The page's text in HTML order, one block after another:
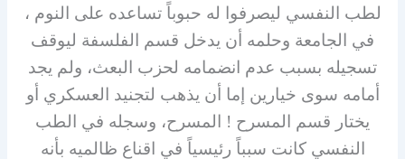
لطب النفسي ليصرفوا له حبوباً تساعده على النوم ،
في الجامعة وحلمه أن يدخل قسم الفلسفة ليوقف
تسجيله بسبب عدم انضمامه لحزب البعث، ولم يجد
أمامه سوى خيارين إما أن يذهب لتجنيد العسكري أو
يختار قسم المسرح ! المسرح، وسجله في الطب
النفسي كانت سبباً رئيسياً في اقناع ظالميه بأنه